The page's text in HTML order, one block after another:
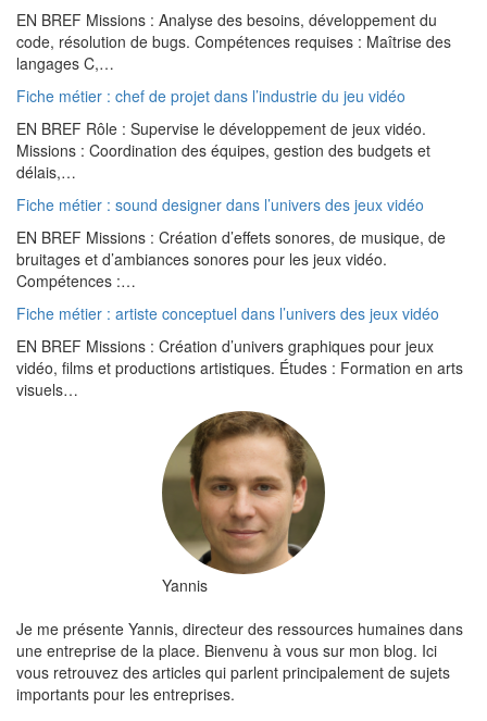
EN BREF Missions : Analyse des besoins, développement du
code, résolution de bugs. Compétences requises : Maîtrise des
langages C,…
Fiche métier : chef de projet dans l’industrie du jeu vidéo
EN BREF Rôle : Supervise le développement de jeux vidéo.
Missions : Coordination des équipes, gestion des budgets et
délais,…
Fiche métier : sound designer dans l’univers des jeux vidéo
EN BREF Missions : Création d’effets sonores, de musique, de
bruitages et d’ambiances sonores pour les jeux vidéo.
Compétences :…
Fiche métier : artiste conceptuel dans l’univers des jeux vidéo
EN BREF Missions : Création d’univers graphiques pour jeux
vidéo, films et productions artistiques. Études : Formation en arts
visuels…
Yannis
Je me présente Yannis, directeur des ressources humaines dans
une entreprise de la place. Bienvenu à vous sur mon blog. Ici
vous retrouvez des articles qui parlent principalement de sujets
importants pour les entreprises.